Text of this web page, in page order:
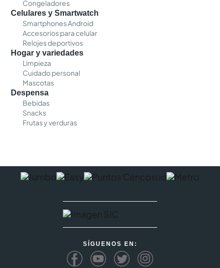
Congeladores
Celulares y Smartwatch
Smartphones Android
Accesorios para celular
Relojes deportivos
Hogar y variedades
Limpieza
Cuidado personal
Mascotas
Despensa
Bebidas
Snacks
Frutas y verduras
SÍGUENOS EN: